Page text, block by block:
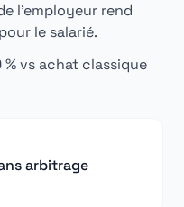
l'employeur rend
le salarié.
% vs achat classique
arbitrage